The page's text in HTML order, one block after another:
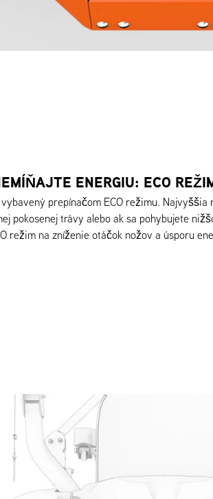
ENERGIU: ECO
vybavený prepínačom ECO režimu.
pokosenej trávy alebo ak sa pohybujete
režim na zníženie otáčok nožov a úsporu